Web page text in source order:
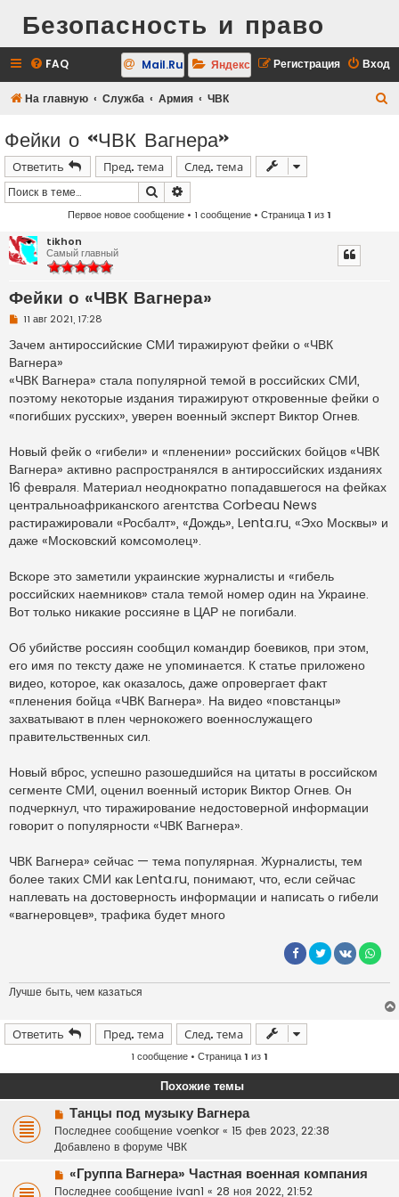
Безопасность и право
FAQ Вход
Регистрация
Mail.Ru Яндекс
На главную Служба Армия ЧВК
Фейки о «ЧВК Вагнера»
Ответить Пред. тема
След. тема
Поиск
Первое новое сообщение • 1 сообщение • Страница1 из1
tikhon
Самый главный
Фейки о «ЧВК Вагнера»
Н
п
р
о
ч
и
т
н
е
с
о
о
б
е
н
и
11 авг 2021, 17:28
Зачем антироссийские СМИ тиражируют фейки о «ЧВК
Вагнера»
«ЧВК Вагнера» стала популярной темой в российских СМИ,
поэтому некоторые издания тиражируют откровенные фейки о
«погибших русских», уверен военный эксперт Виктор Огнев.
Новый фейк о «гибели» и «пленении» российских бойцов «ЧВК
Вагнера» активно распространялся в антироссийских изданиях
16 февраля. Материал неоднократно попадавшегося на фейках
центральноафриканского агентства Corbeau News
растиражировали «Росбалт», «Дождь», Lenta.ru, «Эхо Москвы» и
даже «Московский комсомолец».
Вскоре это заметили украинские журналисты и «гибель
российских наемников» стала темой номер один на Украине.
Вот только никакие россияне в ЦАР не погибали.
Об убийстве россиян сообщил командир боевиков, при этом,
его имя по тексту даже не упоминается. К статье приложено
видео, которое, как оказалось, даже опровергает факт
«пленения бойца «ЧВК Вагнера». На видео «повстанцы»
захватывают в плен чернокожего военнослужащего
правительственных сил.
Новый вброс, успешно разошедшийся на цитаты в российском
сегменте СМИ, оценил военный историк Виктор Огнев. Он
подчеркнул, что тиражирование недостоверной информации
говорит о популярности «ЧВК Вагнера».
ЧВК Вагнера» сейчас — тема популярная. Журналисты, тем
более таких СМИ как Lenta.ru, понимают, что, если сейчас
наплевать на достоверность информации и написать о гибели
«вагнеровцев», трафика будет много
Лучше быть, чем казаться
Ответить Пред. тема След. тема
1 сообщение • Страница1 из1
Похожие темы
Н
о
в
е
с
Танцы под музыку Вагнера
Последнее сообщение voenkor « 15 фев 2023, 22:38
Добавлено в форуме ЧВК
Н
о
«Группа Вагнера» Частная военная компания
Последнее сообщение ivan1 « 28 ноя 2022, 21:52